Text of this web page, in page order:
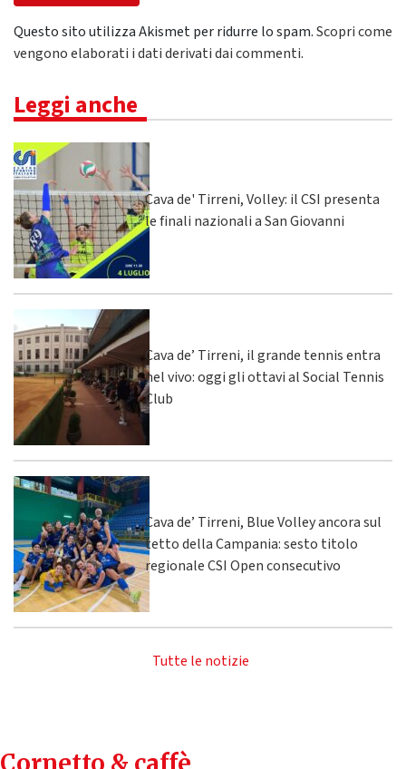
Questo sito utilizza Akismet per ridurre lo spam.Scopri come
vengono elaborati i dati derivati dai commenti.
Leggi anche
Cava de' Tirreni, Volley: il CSI presenta
le finali nazionali a San Giovanni
Cava de’ Tirreni, il grande tennis entra
nel vivo: oggi gli ottavi al Social Tennis
Club
Cava de’ Tirreni, Blue Volley ancora sul
tetto della Campania: sesto titolo
regionale CSI Open consecutivo
Tutte le notizie